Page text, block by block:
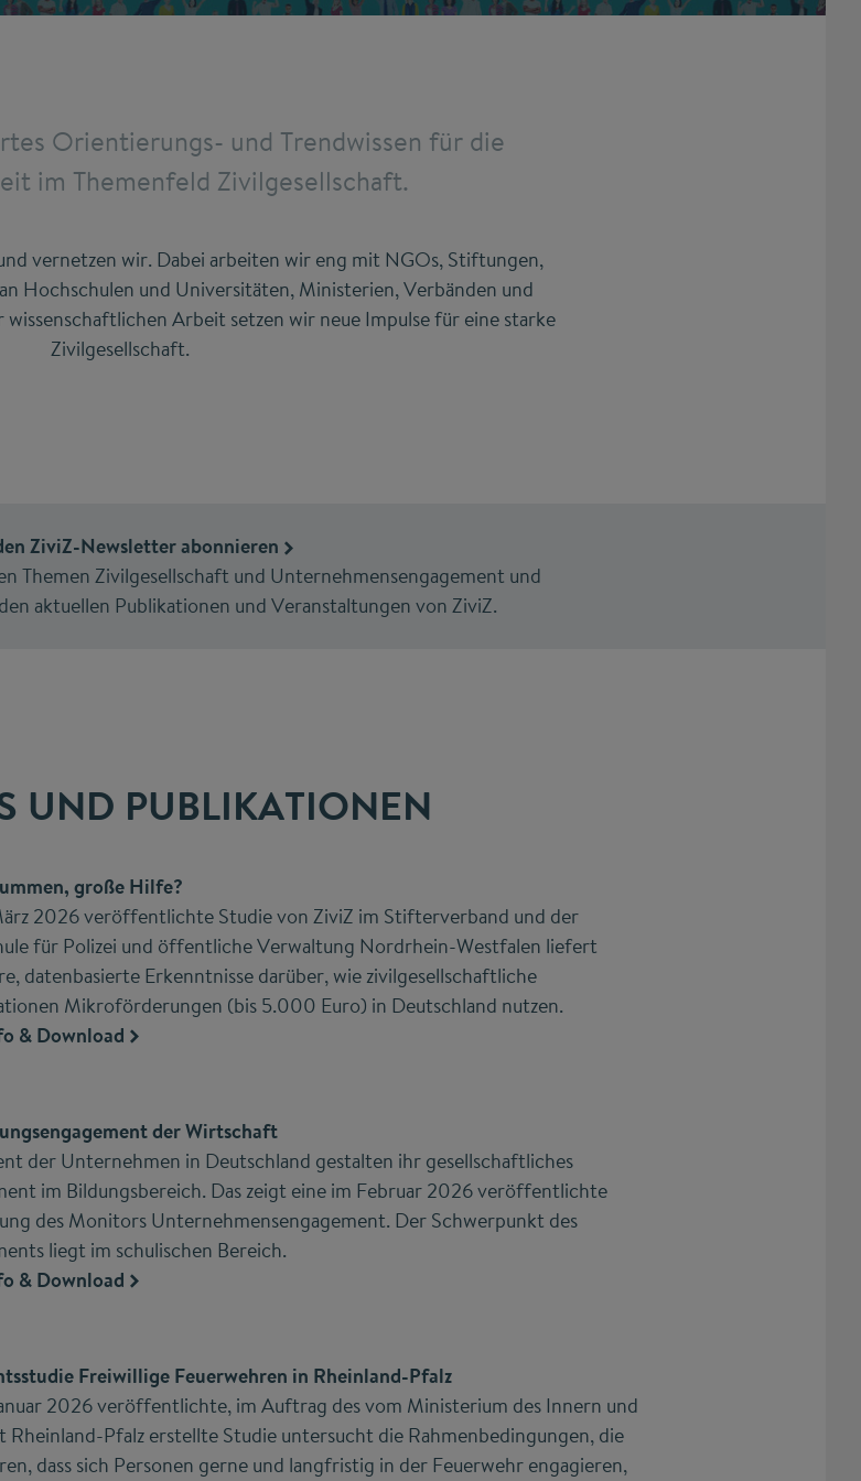
Orientierungs- und Trendwissen für die
im Themenfeld Zivilgesellschaft.
vernetzen wir. Dabei arbeiten wir eng mit NGOs, Stiftungen,
Hochschulen und Universitäten, Ministerien, Verbänden und
Arbeit setzen wir neue Impulse für eine starke
Zivilgesellschaft.
ZiviZ-Newsletter abonnieren
Themen Zivilgesellschaft und Unternehmensengagement und
aktuellen Publikationen und Veranstaltungen von ZiviZ.
UND PUBLIKATIONEN
große Hilfe?
2026 veröffentlichte Studie von ZiviZ im Stifterverband und der
für Polizei und öffentliche Verwaltung Nordrhein-Westfalen liefert
datenbasierte Erkenntnisse darüber, wie zivilgesellschaftliche
Mikroförderungen (bis 5.000 Euro) in Deutschland nutzen.
& Download
der Wirtschaft
der Unternehmen in Deutschland gestalten ihr gesellschaftliches
im Bildungsbereich. Das zeigt eine im Februar 2026 veröffentlichte
des Monitors Unternehmensengagement. Der Schwerpunkt des
liegt im schulischen Bereich.
& Download
Freiwillige Feuerwehren in Rheinland-Pfalz
2026 veröffentlichte, im Auftrag des vom Ministerium des Innern und
Rheinland-Pfalz erstellte Studie untersucht die Rahmenbedingungen, die
dass sich Personen gerne und langfristig in der Feuerwehr engagieren,